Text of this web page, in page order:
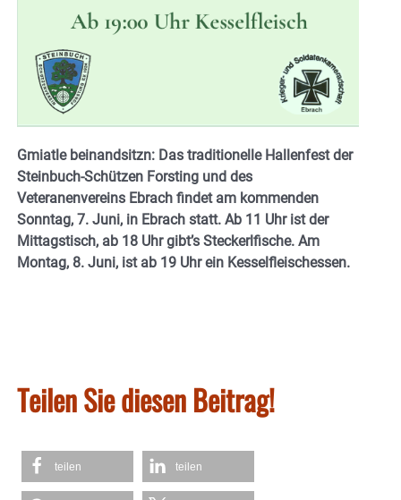
Gmiatle beinandsitzn: Das traditionelle Hallenfest der
Steinbuch-Schützen Forsting und des
Veteranenvereins Ebrach findet am kommenden
Sonntag, 7. Juni, in Ebrach statt. Ab 11 Uhr ist der
Mittagstisch, ab 18 Uhr gibt’s Steckerlfische. Am
Montag, 8. Juni, ist ab 19 Uhr ein Kesselfleischessen.
Teilen Sie diesen Beitrag!
teilen teilen